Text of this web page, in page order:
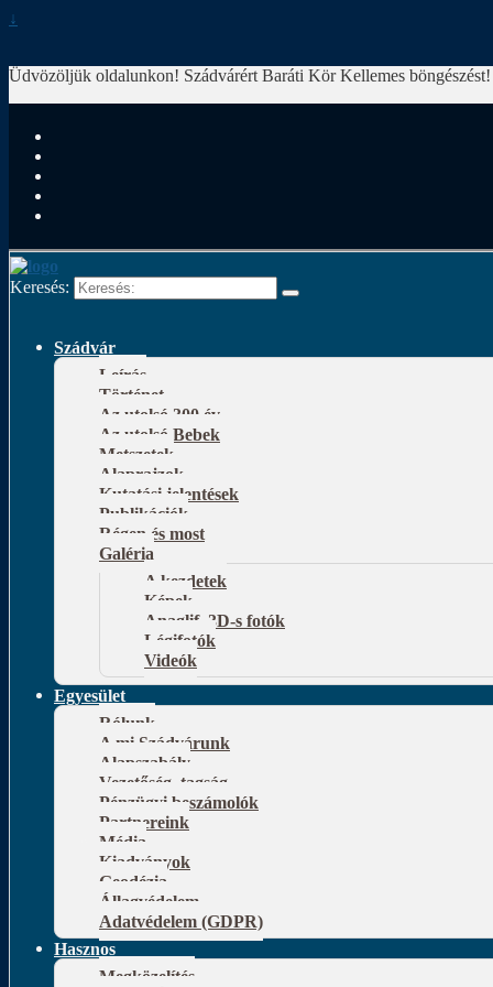
↓
Üdvözöljük oldalunkon! Szádvárért Baráti Kör Kellemes
Keresés:
Szádvár
Leírás
Történet
Az utolsó 300 év
Az utolsó Bebek
Metszetek
Alaprajzok
Kutatási jelentések
Publikációk
Régen és most
Galéria
A kezdetek
Képek
Anaglif, 3D-s fotók
Légifotók
Videók
Egyesület
Rólunk
A mi Szádvárunk
Alapszabály
Vezetőség, tagság
Pénzügyi beszámolók
Partnereink
Média
Kiadványok
Geodézia
Állagvédelem
Adatvédelem (GDPR)
Hasznos
Megközelítés